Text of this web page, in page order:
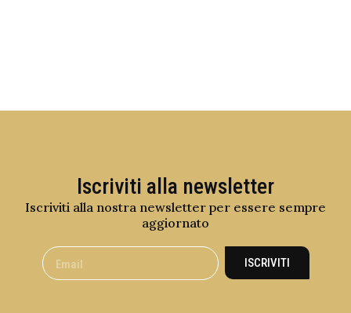
Iscriviti alla newsletter
Iscriviti alla nostra newsletter per essere sempre
aggiornato
ISCRIVITI